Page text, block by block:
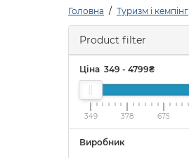
Головна Туризм і кемпінг
Product filter
Ціна 349 - 4799₴
349 378 675
Виробник